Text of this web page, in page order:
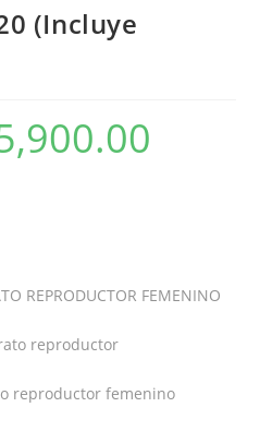
(Incluye
REPRODUCTOR FEMENINO
reproductor
reproductor femenino